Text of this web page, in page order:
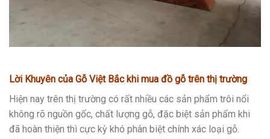
Lời Khuyên của Gỗ Việt Bắckhi mua đồ gỗ trên thị trường
Hiện nay trên thị trường có rất nhiều các sản phẩm trôi nổi
không rõ nguồn gốc, chất lượng gỗ, đặc biệt sản phẩm khi
đã hoàn thiện thì cực kỳ khó phân biệt chính xác loại gỗ.